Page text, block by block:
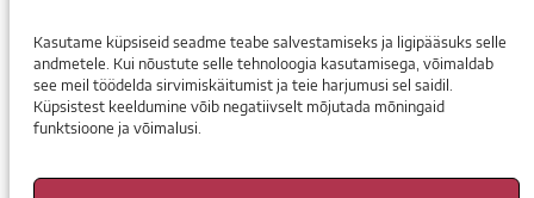
Kasutame küpsiseid seadme teabe salvestamiseks ja ligipääsuks selle
andmetele. Kui nõustute selle tehnoloogia kasutamisega, võimaldab
see meil töödelda sirvimiskäitumist ja teie harjumusi sel saidil.
Küpsistest keeldumine võib negatiivselt mõjutada mõningaid
funktsioone ja võimalusi.
InstagramFacebook